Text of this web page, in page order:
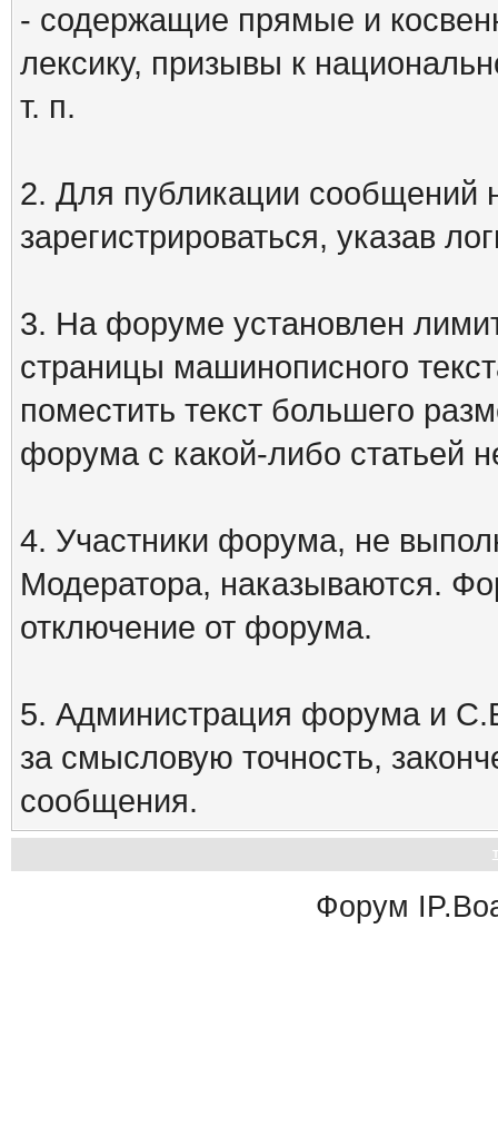
- содержащие прямые и
лексику, призывы к
т. п.
2. Для публикации сообщений
зарегистрироваться, указав
3. На форуме установлен
страницы машинописного
поместить текст большего
форума с какой-либо статьей
4. Участники форума, не
Модератора, наказываются.
отключение от форума.
5. Администрация форума и
за смысловую точность,
сообщения.
Форум